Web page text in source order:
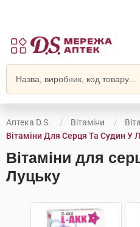
Аптека D.S. Вітаміни
Вітаміни Для Серця Та Судин У
Вітаміни для
Луцьку